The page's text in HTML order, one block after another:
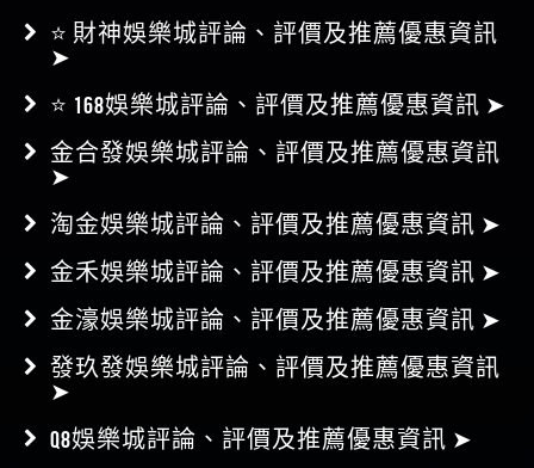
⭐ 財神娛樂城評論、評價及推薦優惠資訊
➤
⭐ 168娛樂城評論、評價及推薦優惠資訊 ➤
金合發娛樂城評論、評價及推薦優惠資訊
➤
淘金娛樂城評論、評價及推薦優惠資訊 ➤
金禾娛樂城評論、評價及推薦優惠資訊 ➤
金濠娛樂城評論、評價及推薦優惠資訊 ➤
發玖發娛樂城評論、評價及推薦優惠資訊
➤
Q8娛樂城評論、評價及推薦優惠資訊 ➤